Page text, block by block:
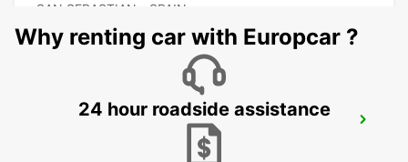
SAN SEBASTIAN - SPAIN
SAN SEBASTIAN AIRPORT
Why renting car with Europcar ?
24 hour roadside assistance